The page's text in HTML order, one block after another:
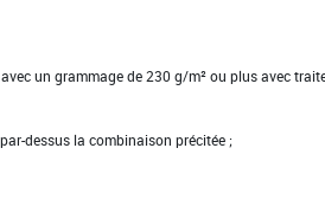
un grammage de 230 g/m² ou plus avec
dessus la combinaison précitée ;